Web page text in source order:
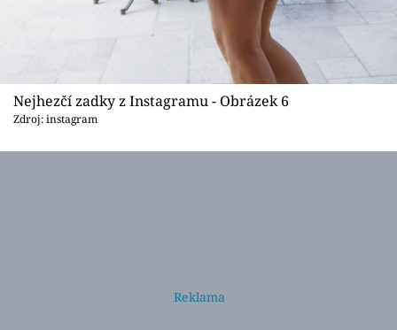
Nejhezčí zadky z Instagramu - Obrázek 6
Zdroj: instagram